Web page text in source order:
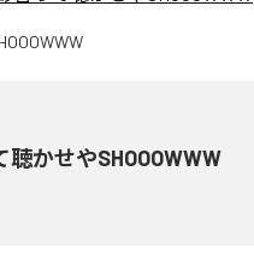
かせやSHOOOWWW